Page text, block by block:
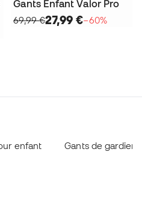
Gants Enfant Valor Pro
69,99 €27,99 €−60%
enfant Gants de gardien